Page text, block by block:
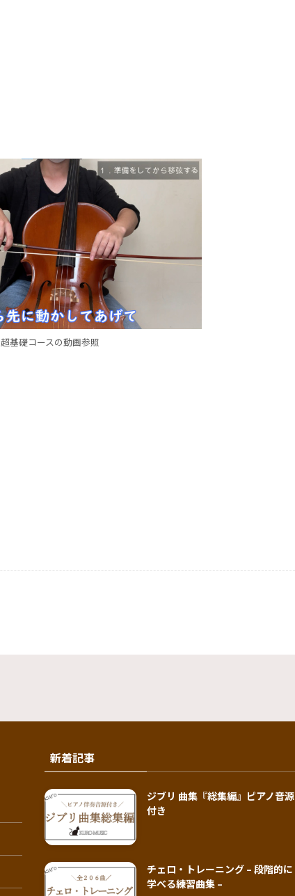
超基礎コースの動画参照
新着記事
ジブリ 曲集『総集編』ピアノ音源
付き
チェロ・トレーニング – 段階的に
学べる練習曲集 –